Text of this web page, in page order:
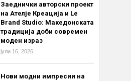
Заеднички авторски проект
на Ателје Креација и Le
Brand Studio: Македонската
традиција доби современ
моден израз
јули 16, 2026
Нови модни импресии на